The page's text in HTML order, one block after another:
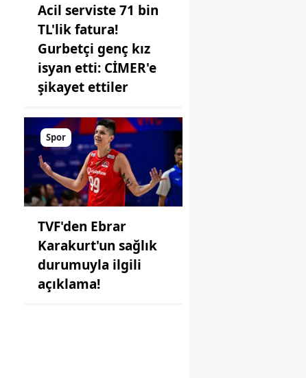
Acil serviste 71 bin
TL'lik fatura!
Gurbetçi genç kız
isyan etti: CİMER'e
şikayet ettiler
Spor
TVF'den Ebrar
Karakurt'un sağlık
durumuyla ilgili
açıklama!